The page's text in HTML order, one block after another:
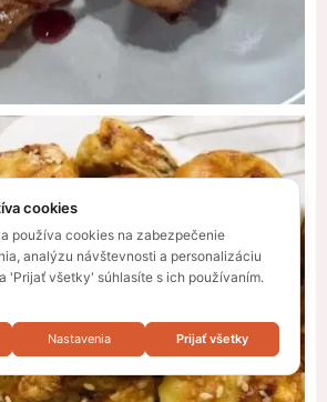
cookies
používa cookies na zabezpečenie
analýzu návštevnosti a personalizáciu
'Prijať všetky' súhlasíte s ich používaním.
Nastavenia Prijať všetky